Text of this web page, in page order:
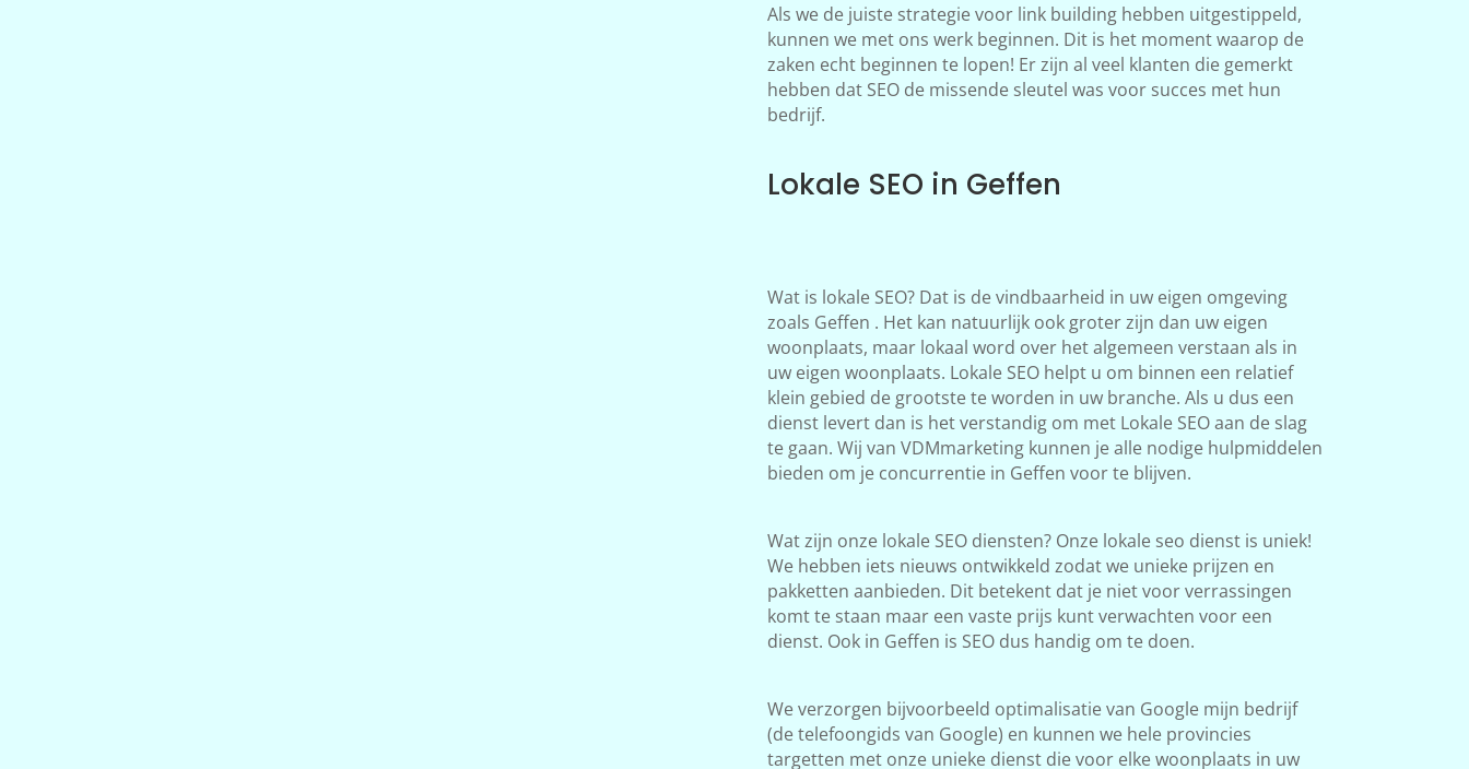
Als we de juiste strategie voor link building hebben uitgestippeld,
kunnen we met ons werk beginnen. Dit is het moment waarop de
zaken echt beginnen te lopen! Er zijn al veel klanten die gemerkt
hebben dat SEO de missende sleutel was voor succes met hun
bedrijf.
Lokale SEO in Geffen
Wat is lokale SEO? Dat is de vindbaarheid in uw eigen omgeving
zoals Geffen . Het kan natuurlijk ook groter zijn dan uw eigen
woonplaats, maar lokaal word over het algemeen verstaan als in
uw eigen woonplaats. Lokale SEO helpt u om binnen een relatief
klein gebied de grootste te worden in uw branche. Als u dus een
dienst levert dan is het verstandig om met Lokale SEO aan de slag
te gaan. Wij van VDMmarketing kunnen je alle nodige hulpmiddelen
bieden om je concurrentie in Geffen voor te blijven.
Wat zijn onze lokale SEO diensten? Onze lokale seo dienst is uniek!
We hebben iets nieuws ontwikkeld zodat we unieke prijzen en
pakketten aanbieden. Dit betekent dat je niet voor verrassingen
komt te staan maar een vaste prijs kunt verwachten voor een
dienst. Ook in Geffen is SEO dus handig om te doen.
We verzorgen bijvoorbeeld optimalisatie van Google mijn bedrijf
(de telefoongids van Google) en kunnen we hele provincies
targetten met onze unieke dienst die voor elke woonplaats in uw